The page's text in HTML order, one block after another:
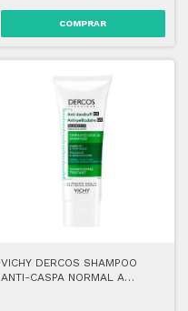
VICHY DERCOS SHAMPOO
ANTI-CASPA NORMAL A